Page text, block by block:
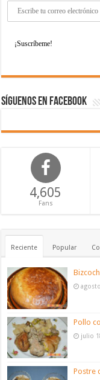
Síguenos en Facebook
4,605
Fans
Reciente Popular
Pollo
julio
Postre